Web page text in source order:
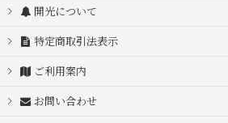
開光について
特定商取引法表示
ご利用案内
お問い合わせ